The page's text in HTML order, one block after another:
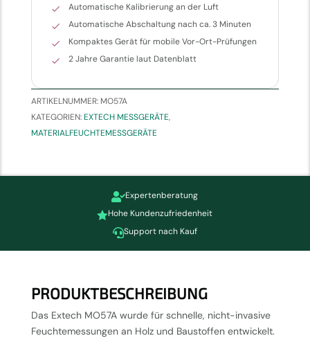
Automatische Kalibrierung an der Luft
Automatische Abschaltung nach ca. 3 Minuten
Kompaktes Gerät für mobile Vor-Ort-Prüfungen
2 Jahre Garantie laut Datenblatt
ARTIKELNUMMER: MO57A
KATEGORIEN:EXTECH MESSGERÄTE,
MATERIALFEUCHTEMESSGERÄTE
Expertenberatung
Hohe Kundenzufriedenheit
Support nach Kauf
PRODUKTBESCHREIBUNG
Das Extech MO57A wurde für schnelle, nicht-invasive
Feuchtemessungen an Holz und Baustoffen entwickelt.